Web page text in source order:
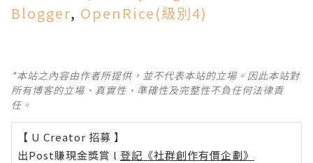
Blogger, OpenRice(級別4)
*本站之內容由作者所提供，並不代表本站的立場。因此本站對
所有博客的立場、真實性、準確性及完整性不負任何法律責
任。
【 U Creator 招募 】
出Post賺現金獎賞 l 登記《社群創作有價企劃》